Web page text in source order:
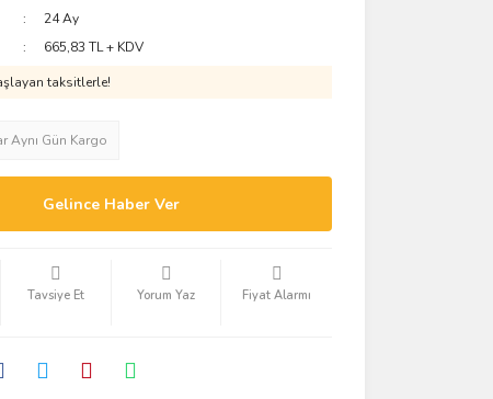
24 Ay
665,83 TL + KDV
taksitlerle!
Aynı Gün Kargo
Gelince Haber Ver
Tavsiye Et Yorum Yaz Fiyat Alarmı